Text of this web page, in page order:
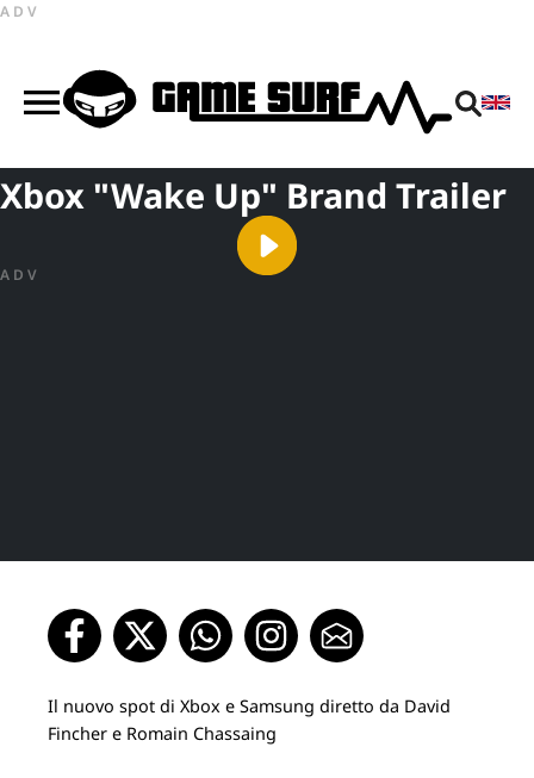
ADV
Xbox "Wake Up" Brand Trailer
ADV
Il nuovo spot di Xbox e Samsung diretto da David
Fincher e Romain Chassaing